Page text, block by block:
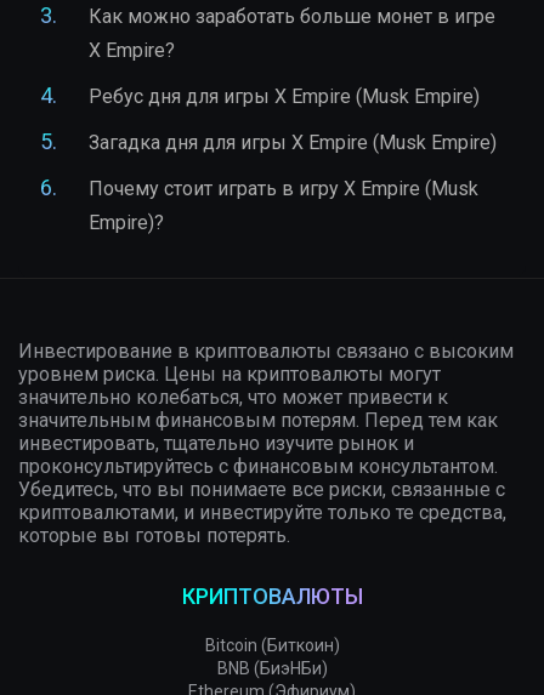
Как можно заработать больше монет в игре
X Empire?
Ребус дня для игры X Empire (Musk Empire)
Загадка дня для игры X Empire (Musk Empire)
Почему стоит играть в игру X Empire (Musk
Empire)?
Инвестирование в криптовалюты связано с высоким
уровнем риска. Цены на криптовалюты могут
значительно колебаться, что может привести к
значительным финансовым потерям. Перед тем как
инвестировать, тщательно изучите рынок и
проконсультируйтесь с финансовым консультантом.
Убедитесь, что вы понимаете все риски, связанные с
криптовалютами, и инвестируйте только те средства,
которые вы готовы потерять.
КРИПТОВАЛЮТЫ
Bitcoin (Биткоин)
BNB (БиэНБи)